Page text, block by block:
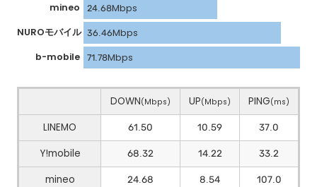
mineo
24.68Mbps
NUROモバイル 36.46Mbps
b-mobile 71.78Mbps
DOWN(Mbps) UP(Mbps) PING(ms)
LINEMO 61.50 10.59
37.0
Y!mobile
68.32 14.22
33.2
mineo
24.68 8.54
107.0